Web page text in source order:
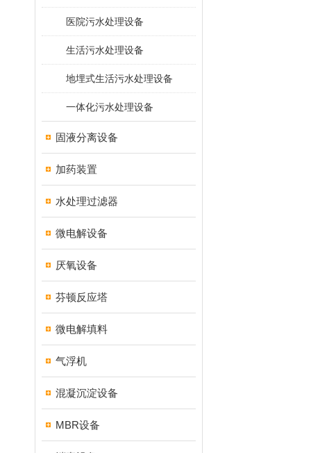
医院污水处理设备
生活污水处理设备
地埋式生活污水处理设备
一体化污水处理设备
固液分离设备
加药装置
水处理过滤器
微电解设备
厌氧设备
芬顿反应塔
微电解填料
气浮机
混凝沉淀设备
MBR设备